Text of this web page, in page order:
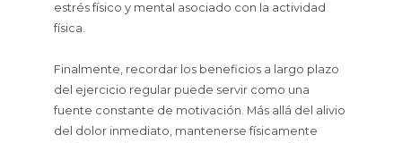
estrés físico y mental asociado con la actividad
física.
Finalmente, recordar los beneficios a largo plazo
del ejercicio regular puede servir como una
fuente constante de motivación. Más allá del alivio
del dolor inmediato, mantenerse físicamente